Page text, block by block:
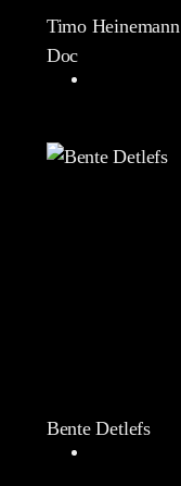
Timo Heinemann
Doc
Bente Detlefs